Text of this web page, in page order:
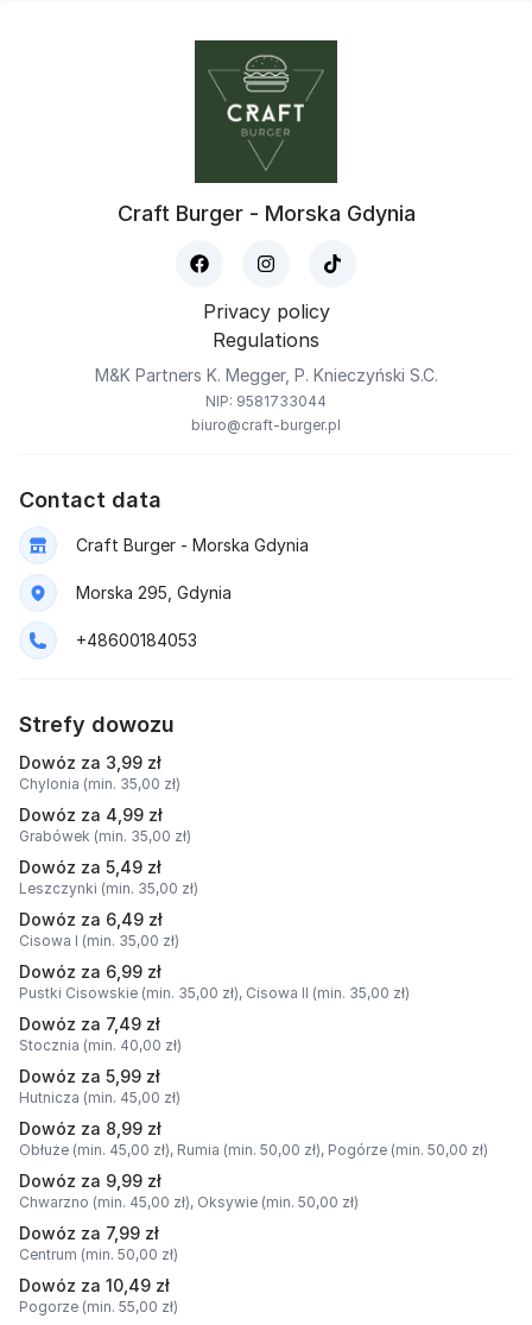
Craft Burger - Morska Gdynia
Privacy policy
Regulations
M&K Partners K. Megger, P. Knieczyński S.C.
NIP: 9581733044
biuro@craft-burger.pl
Contact data
Craft Burger - Morska Gdynia
Morska 295, Gdynia
+48600184053
Strefy dowozu
Dowóz za 3,99 zł
Chylonia (min. 35,00 zł)
Dowóz za 4,99 zł
Grabówek (min. 35,00 zł)
Dowóz za 5,49 zł
Leszczynki (min. 35,00 zł)
Dowóz za 6,49 zł
Cisowa I (min. 35,00 zł)
Dowóz za 6,99 zł
Pustki Cisowskie (min. 35,00 zł), Cisowa II (min. 35,00 zł)
Dowóz za 7,49 zł
Stocznia (min. 40,00 zł)
Dowóz za 5,99 zł
Hutnicza (min. 45,00 zł)
Dowóz za 8,99 zł
Obłuże (min. 45,00 zł), Rumia (min. 50,00 zł), Pogórze (min. 50,00 zł)
Dowóz za 9,99 zł
Chwarzno (min. 45,00 zł), Oksywie (min. 50,00 zł)
Dowóz za 7,99 zł
Centrum (min. 50,00 zł)
Dowóz za 10,49 zł
Pogorze (min. 55,00 zł)